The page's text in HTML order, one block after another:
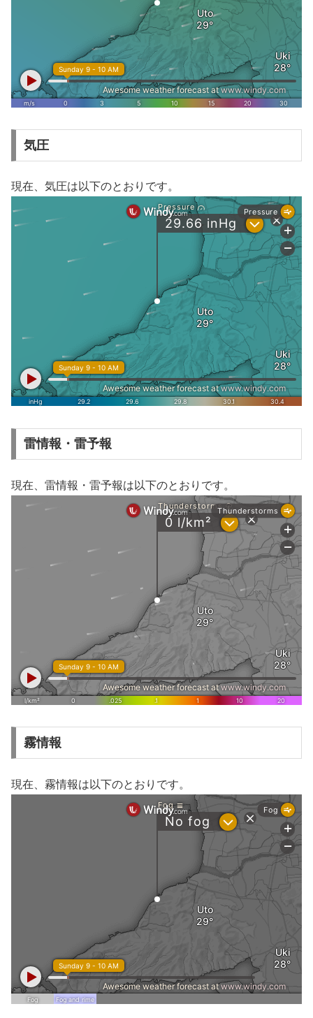
気圧
現在、気圧は以下のとおりです。
雷情報・雷予報
現在、雷情報・雷予報は以下のとおりです。
霧情報
現在、霧情報は以下のとおりです。